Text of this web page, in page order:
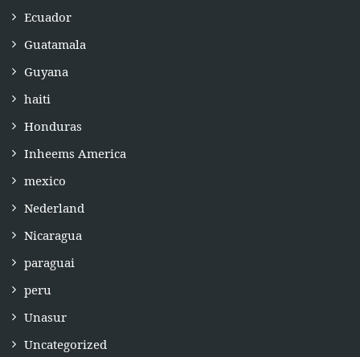
Ecuador
Guatamala
Guyana
haiti
Honduras
Inheems America
mexico
Nederland
Nicaragua
paraguai
peru
Unasur
Uncategorized